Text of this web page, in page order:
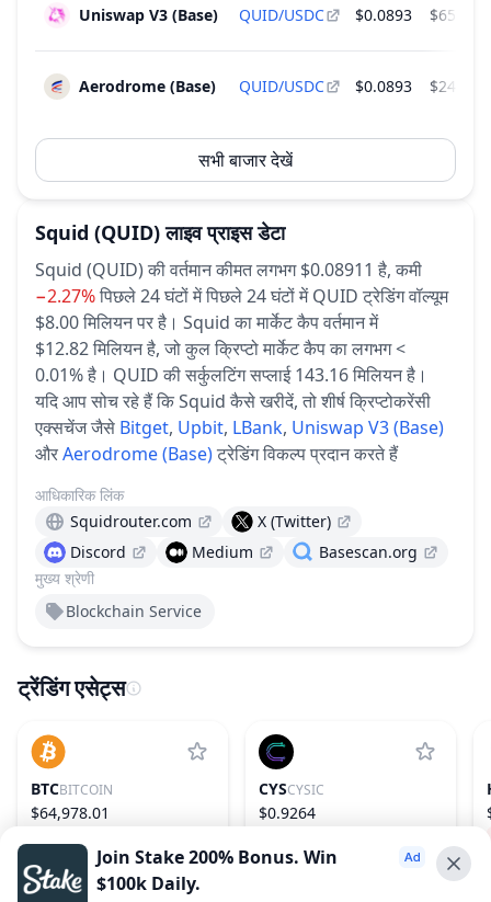
Uniswap V3 (Base) QUID/USDC $0.0893
Aerodrome (Base) QUID/USDC $0.0893
सभी बाजार देखें
Squid (QUID) लाइव प्राइस डेटा
Squid (QUID) की वर्तमान कीमत लगभग $0.08911 है, कमी
−2.27%पिछले 24 घंटों मेंपिछले 24 घंटों में QUID ट्रेडिंग वॉल्यूम
$8.00 मिलियन पर है। Squid का मार्केट कैप वर्तमान में
$12.82 मिलियन है, जो कुल क्रिप्टो मार्केट कैप का लगभग <
0.01% है। QUID की सर्कुलटिंग सप्लाई 143.16 मिलियन है।
यदि आप सोच रहे हैं कि Squid कैसे खरीदें, तो शीर्ष क्रिप्टोकरेंसी
एक्सचेंज जैसे Bitget, Upbit, LBank, Uniswap V3 (Base)
औरAerodrome (Base)ट्रेडिंग विकल्प प्रदान करते हैं
मुख्य श्रेणी
Blockchain Service
आधिकारिक लिंक
Squidrouter.com
X (Twitter)
Discord
Medium Basescan.org
ट्रेंडिंग एसेट्स
BTCBITCOIN
$64,978.01
CYSCYSIC
$0.9264
Join Stake 200% Bonus. Win
$100k Daily.